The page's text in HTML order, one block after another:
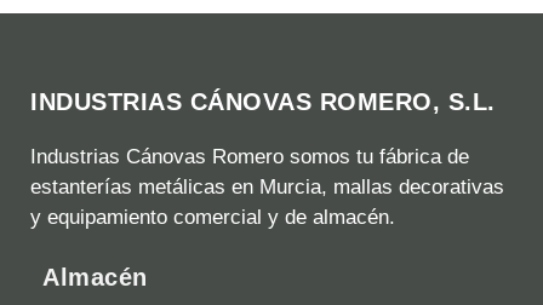
INDUSTRIAS CÁNOVAS ROMERO, S.L.
Industrias Cánovas Romero somos tu fábrica de
estanterías metálicas en Murcia, mallas decorativas
y equipamiento comercial y de almacén.
Almacén